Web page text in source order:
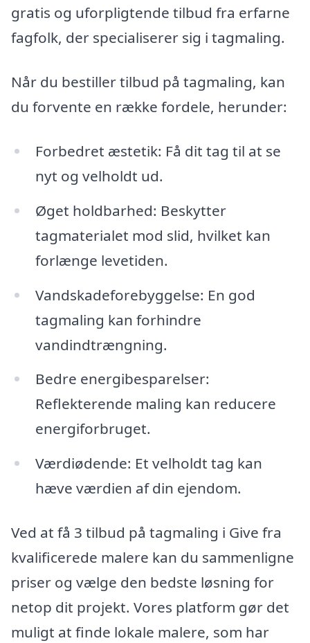
gratis og uforpligtende tilbud fra erfarne
fagfolk, der specialiserer sig i tagmaling.
Når du bestiller tilbud på tagmaling, kan
du forvente en række fordele, herunder:
Forbedret æstetik: Få dit tag til at se
nyt og velholdt ud.
Øget holdbarhed: Beskytter
tagmaterialet mod slid, hvilket kan
forlænge levetiden.
Vandskadeforebyggelse: En god
tagmaling kan forhindre
vandindtrængning.
Bedre energibesparelser:
Reflekterende maling kan reducere
energiforbruget.
Værdiødende: Et velholdt tag kan
hæve værdien af din ejendom.
Ved at få 3 tilbud på tagmaling i Give fra
kvalificerede malere kan du sammenligne
priser og vælge den bedste løsning for
netop dit projekt. Vores platform gør det
muligt at finde lokale malere, som har